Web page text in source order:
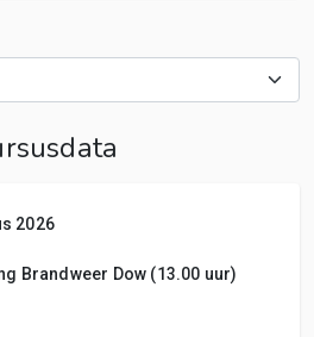
2026
Brandweer Dow (13.00 uur)